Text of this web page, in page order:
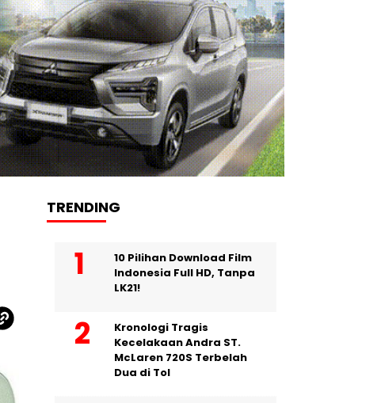
TRENDING
10 Pilihan Download Film
Indonesia Full HD, Tanpa
LK21!
Kronologi Tragis
Kecelakaan Andra ST.
McLaren 720S Terbelah
Dua di Tol